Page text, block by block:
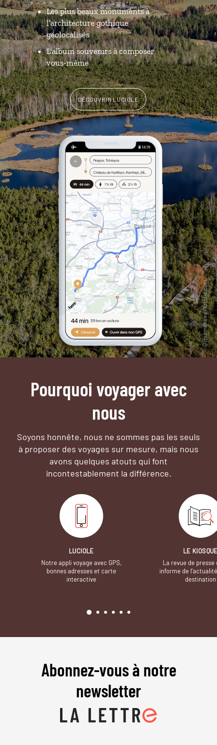
Les plus beaux monuments à
l’architecture gothique
géolocalisés
L'album souvenirs à composer
vous-même
DÉCOUVRIR LUCIOLE
Pourquoi voyager avec
nous
Soyons honnête, nous ne sommes pas les seuls
à proposer des voyages sur mesure, mais nous
avons quelques atouts qui font
incontestablement la différence.
LUCIOLE
Notre appli voyage avec GPS,
bonnes adresses et carte
interactive
LE
La revue de presse
informe de
destination
Abonnez-vous à notre
newsletter